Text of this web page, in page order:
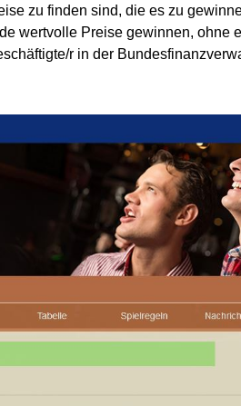
zu finden sind, die es zu
wertvolle Preise gewinnen, ohne
r in der